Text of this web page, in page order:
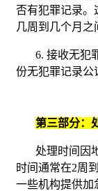
否有犯罪记录。
几周到几个月之
6. 接收无犯
份无犯罪记录公
第三部分：
处理时间因
时间通常在2周到
一些机构提供加